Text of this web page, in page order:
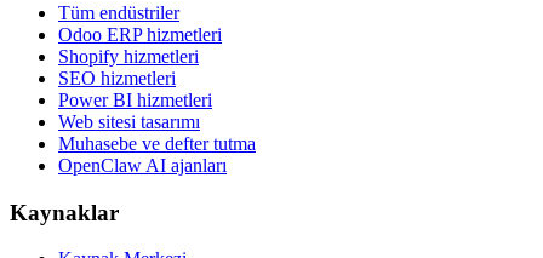
Tüm endüstriler
Odoo ERP hizmetleri
Shopify hizmetleri
SEO hizmetleri
Power BI hizmetleri
Web sitesi tasarımı
Muhasebe ve defter tutma
OpenClaw AI ajanları
Kaynaklar